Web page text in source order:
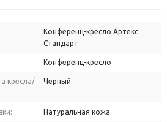
Конференц-кресло Артекс
Стандарт
Конференц-кресло
кресла/
Черный
Натуральная кожа